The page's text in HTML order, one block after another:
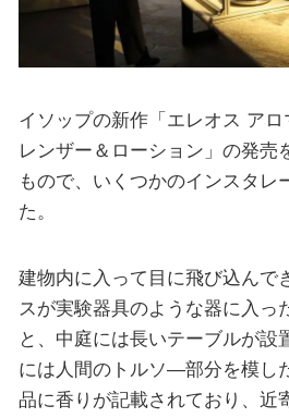
イソップの新作「エレオス ア
レンザー＆ローション」の発売
もので、いくつかのインスタレ
た。
建物内に入って目に飛び込んで
スが実験器具のような器に入っ
と、中庭には長いテーブルが設
には人間のトルソ―部分を模し
品に香りが記載されており、近